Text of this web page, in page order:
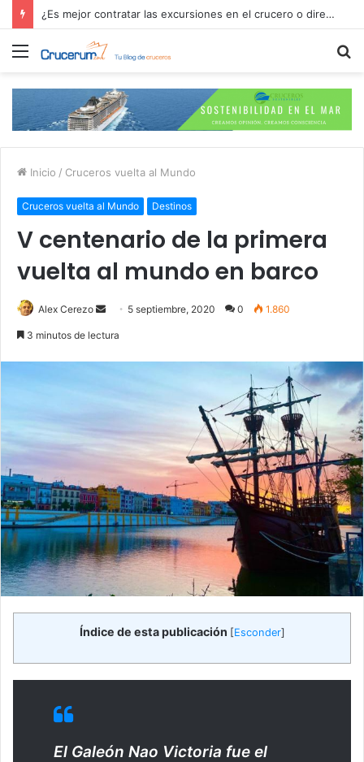
¿Es mejor contratar las excursiones en el crucero o directamente en el puerto?
Menú
Inicio / Cruceros vuelta al Mundo
Cruceros vuelta al Mundo Destinos
V centenario de la primera
vuelta al mundo en barco
Alex Cerezo
Send 5 septiembre, 2020 0 1.860
3 minutos de lectura
Índice de esta publicación [Esconder]
El Galeón Nao Victoria fue el